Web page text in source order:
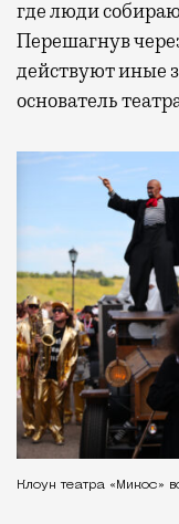
где люди
Перешагнув
действуют иные
основатель
Клоун театра «Микос»